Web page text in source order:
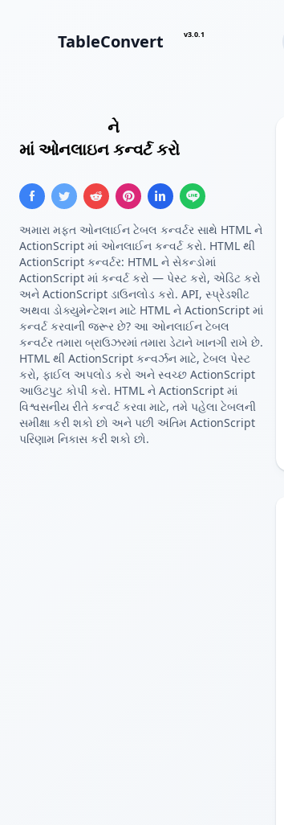
TableConvert v3.0.1
ને
માં ઓનલાઇન કન્વર્ટ કરો
અમારા મફત ઓનલાઈન ટેબલ કન્વર્ટર સાથે HTML ને
ActionScript માં ઓનલાઈન કન્વર્ટ કરો. HTML થી
ActionScript કન્વર્ટર: HTML ને સેકન્ડોમાં
ActionScript માં કન્વર્ટ કરો — પેસ્ટ કરો, એડિટ કરો
અને ActionScript ડાઉનલોડ કરો. API, સ્પ્રેડશીટ
અથવા ડોક્યુમેન્ટેશન માટે HTML ને ActionScript માં
કન્વર્ટ કરવાની જરૂર છે? આ ઓનલાઈન ટેબલ
કન્વર્ટર તમારા બ્રાઉઝરમાં તમારા ડેટાને ખાનગી રાખે છે.
HTML થી ActionScript કન્વર્ઝન માટે, ટેબલ પેસ્ટ
કરો, ફાઈલ અપલોડ કરો અને સ્વચ્છ ActionScript
આઉટપુટ કોપી કરો. HTML ને ActionScript માં
વિશ્વસનીય રીતે કન્વર્ટ કરવા માટે, તમે પહેલા ટેબલની
સમીક્ષા કરી શકો છો અને પછી અંતિમ ActionScript
પરિણામ નિકાસ કરી શકો છો.